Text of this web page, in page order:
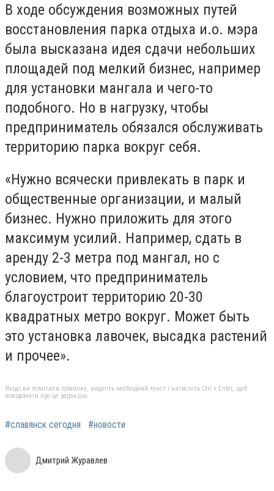
В ходе обсуждения возможных путей
восстановления парка отдыха и.о. мэра
была высказана идея сдачи небольших
площадей под мелкий бизнес, например
для установки мангала и чего-то
подобного. Но в нагрузку, чтобы
предприниматель обязался обслуживать
территорию парка вокруг себя.
«Нужно всячески привлекать в парк и
общественные организации, и малый
бизнес. Нужно приложить для этого
максимум усилий. Например, сдать в
аренду 2-3 метра под мангал, но с
условием, что предприниматель
благоустроит территорию 20-30
квадратных метро вокруг. Может быть
это установка лавочек, высадка растений
и прочее».
Якщо ви помітили помилку, виділіть необхідний текст і натисніть Ctrl + Enter, щоб
повідомити про це редакцію
#славянск сегодня #новости
Дмитрий Журавлев